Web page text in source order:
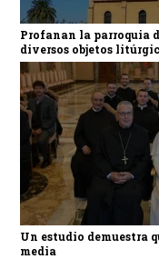
Profanan la parroquia
diversos objetos
Un estudio demuestra
media